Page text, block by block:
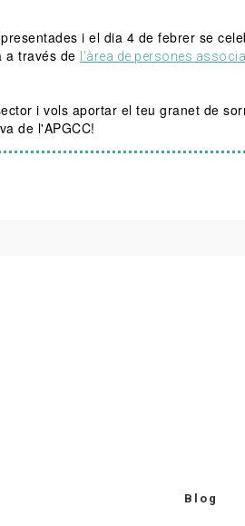
i el dia 4 de febrer se
a través de
l'àrea de persones
i vols aportar el teu granet de
de l'APGCC!
Blog